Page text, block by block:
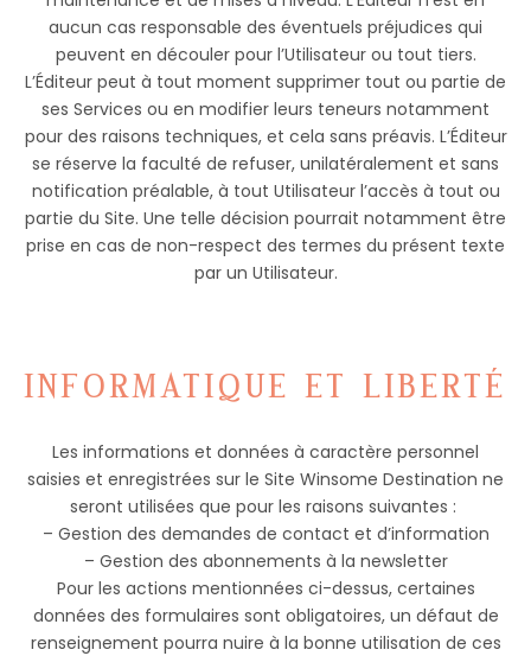
aucun cas responsable des éventuels préjudices qui
peuvent en découler pour l’Utilisateur ou tout tiers.
L’Éditeur peut à tout moment supprimer tout ou partie de
ses Services ou en modifier leurs teneurs notamment
pour des raisons techniques, et cela sans préavis. L’Éditeur
se réserve la faculté de refuser, unilatéralement et sans
notification préalable, à tout Utilisateur l’accès à tout ou
partie du Site. Une telle décision pourrait notamment être
prise en cas de non-respect des termes du présent texte
par un Utilisateur.
INFORMATIQUE ET LIBERTÉ
Les informations et données à caractère personnel
saisies et enregistrées sur le Site Winsome Destination ne
seront utilisées que pour les raisons suivantes :
– Gestion des demandes de contact et d’information
– Gestion des abonnements à la newsletter
Pour les actions mentionnées ci-dessus, certaines
données des formulaires sont obligatoires, un défaut de
renseignement pourra nuire à la bonne utilisation de ces